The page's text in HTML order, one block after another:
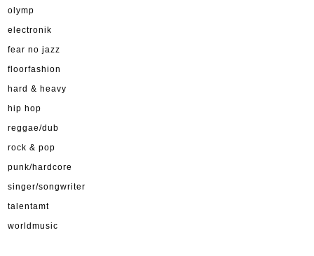
olymp
electronik
fear no jazz
floorfashion
hard & heavy
hip hop
reggae/dub
rock & pop
punk/hardcore
singer/songwriter
talentamt
worldmusic